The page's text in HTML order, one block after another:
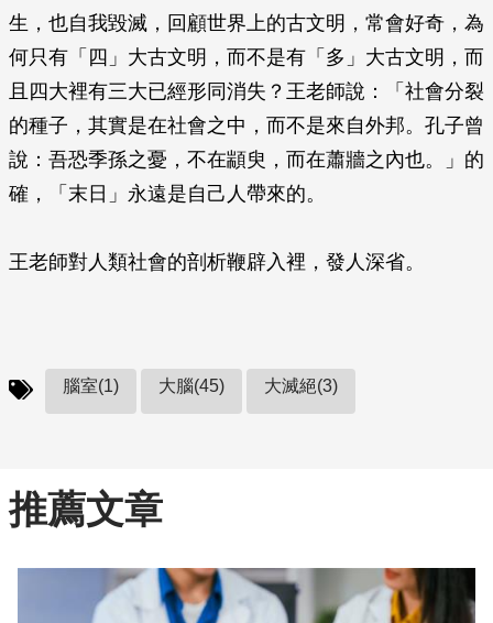
生，也自我毀滅，回顧世界上的古文明，常會好奇，為
何只有「四」大古文明，而不是有「多」大古文明，而
且四大裡有三大已經形同消失？王老師說：「社會分裂
的種子，其實是在社會之中，而不是來自外邦。孔子曾
說：吾恐季孫之憂，不在顓臾，而在蕭牆之內也。」的
確，「末日」永遠是自己人帶來的。
王老師對人類社會的剖析鞭辟入裡，發人深省。
腦室(1) 大腦(45) 大滅絕(3)
推薦文章